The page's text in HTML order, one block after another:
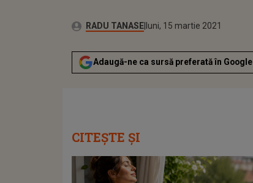
Autor:RADU TANASEPublicat:
sâmbătă, 13 martie 2021
Actualizat:
luni, 15 martie 2021
Adaugă-ne ca sursă preferată în Google
CITEȘTE ȘI